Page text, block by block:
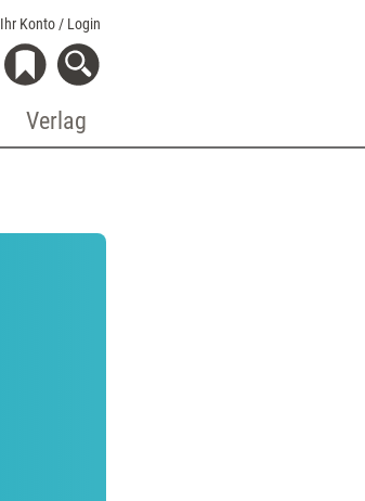
Ihr Konto / Login
Verlag